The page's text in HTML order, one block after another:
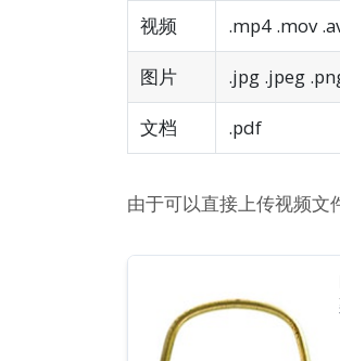
视频 .mp4 .mov
图片 .jpg .jpeg
文档 .pdf
由于可以直接上传视频文